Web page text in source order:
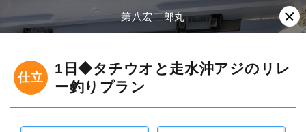
第八宏二郎丸
仕立
1日◆タチウオと走水沖アジのリレ
ー釣りプラン